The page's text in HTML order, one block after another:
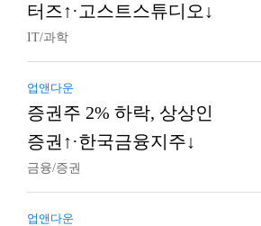
터즈↑·고스트스튜디오↓
IT/과학
업앤다운
증권주 2% 하락, 상상인
증권↑·한국금융지주↓
금융/증권
업앤다운